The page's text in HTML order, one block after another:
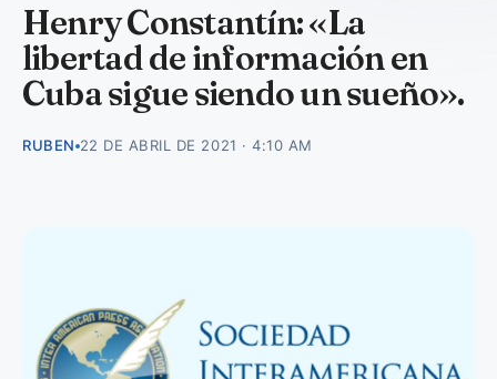
Henry Constantín: «La
libertad de información en
Cuba sigue siendo un sueño».
RUBEN 22 DE ABRIL DE 2021 · 4:10 AM